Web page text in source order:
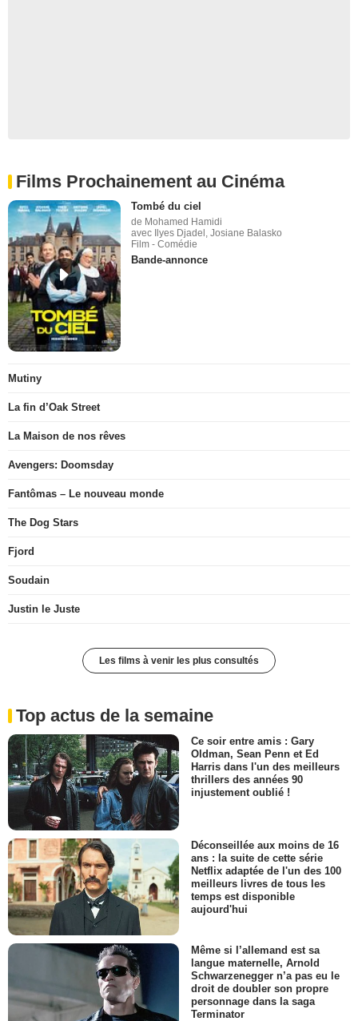
Films Prochainement au Cinéma
Tombé du ciel
de Mohamed Hamidi
avec Ilyes Djadel, Josiane Balasko
Film - Comédie
Bande-annonce
Mutiny
La fin d’Oak Street
La Maison de nos rêves
Avengers: Doomsday
Fantômas – Le nouveau monde
The Dog Stars
Fjord
Soudain
Justin le Juste
Les films à venir les plus consultés
Top actus de la semaine
Ce soir entre amis : Gary
Oldman, Sean Penn et Ed
Harris dans l'un des meilleurs
thrillers des années 90
injustement oublié !
Déconseillée aux moins de 16
ans : la suite de cette série
Netflix adaptée de l'un des 100
meilleurs livres de tous les
temps est disponible
aujourd'hui
Même si l’allemand est sa
langue maternelle, Arnold
Schwarzenegger n’a pas eu le
droit de doubler son propre
personnage dans la saga
Terminator